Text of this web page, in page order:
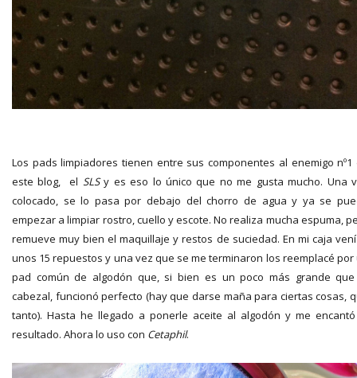
Los pads limpiadores tienen entre sus componentes al enemigo nº1
este blog, el SLSy es eso lo único que no me gusta mucho. Una
colocado, se lo pasa por debajo del chorro de agua y ya se
empezar a limpiar rostro, cuello y escote. No realiza mucha espuma,
remueve muy bien el maquillaje y restos de suciedad. En mi caja
unos 15 repuestos y una vez que se me terminaron los reemplacé por
pad común de algodón que, si bien es un poco más grande
cabezal, funcionó perfecto (hay que darse maña para ciertas cosas,
tanto). Hasta he llegado a ponerle aceite al algodón y me
resultado. Ahora lo uso con Cetaphil.